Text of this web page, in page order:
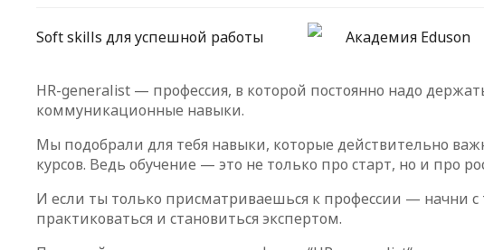
Soft skills для успешной работы Академия Eduson
HR-generalist — профессия, в которой постоянно надо
коммуникационные навыки.
Мы подобрали для тебя навыки, которые действительно
курсов. Ведь обучение — это не только про старт, но и про
И если ты только присматриваешься к профессии — начни
практиковаться и становиться экспертом.